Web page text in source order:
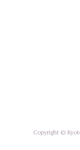
Copyright ©